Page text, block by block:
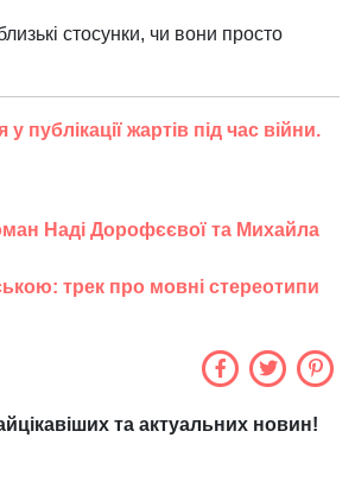
стосунки, чи вони просто
жартів під час війни.
Наді Дорофєєвої та Михайла
трек про мовні стереотипи
та актуальних новин!